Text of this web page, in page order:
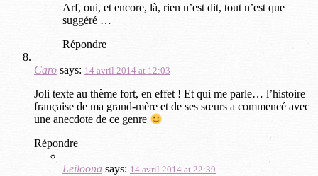
Arf, oui, et encore, là, rien n’est dit, tout n’est que
suggéré …
Répondre
Caro says: 14 avril 2014 at 12:03
Joli texte au thème fort, en effet ! Et qui me parle… l’histoire
française de ma grand-mère et de ses sœurs a commencé avec
une anecdote de ce genre
Répondre
Leiloona says: 14 avril 2014 at 22:39